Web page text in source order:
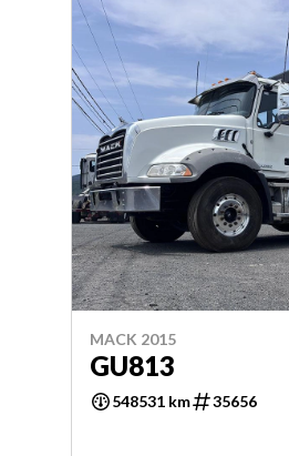
MACK 2015
GU813
548531 km 35656